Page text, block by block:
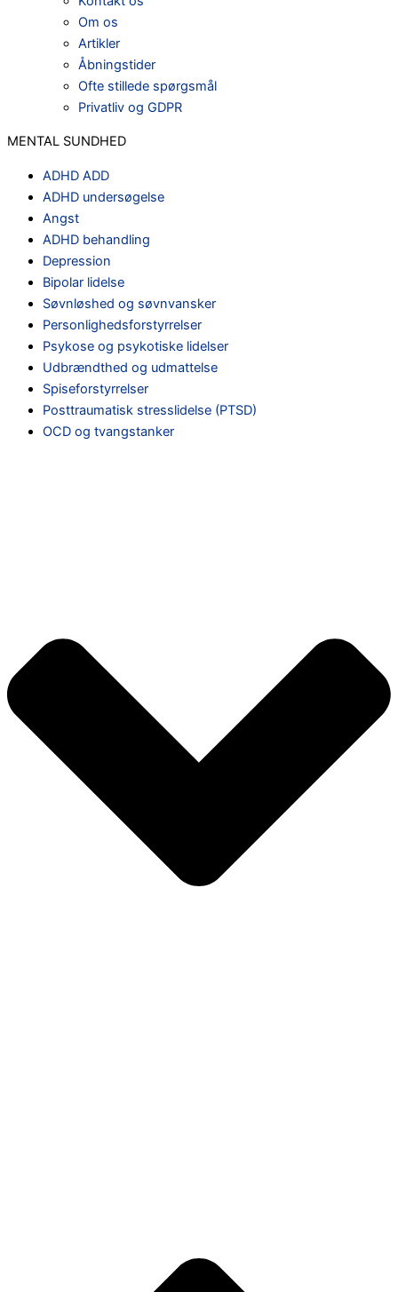
Om os
Artikler
Åbningstider
Ofte stillede spørgsmål
Privatliv og GDPR
MENTAL SUNDHED
ADHD ADD
ADHD undersøgelse
Angst
ADHD behandling
Depression
Bipolar lidelse
Søvnløshed og søvnvansker
Personlighedsforstyrrelser
Psykose og psykotiske lidelser
Udbrændthed og udmattelse
Spiseforstyrrelser
Posttraumatisk stresslidelse (PTSD)
OCD og tvangstanker